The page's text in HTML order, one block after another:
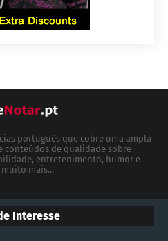
português que cobre uma ampla
conteúdos de qualidade sobre
entretenimento, humor e
mais...
Interesse